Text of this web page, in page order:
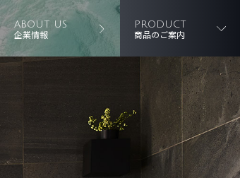
ABOUT US
企業情報
PRODUCT
商品のご案内